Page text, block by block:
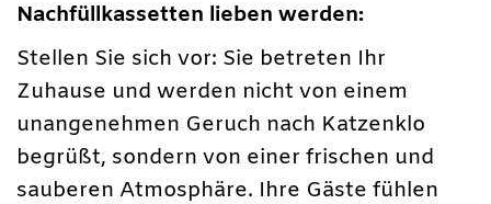
Nachfüllkassetten lieben werden:
Stellen Sie sich vor: Sie betreten Ihr
Zuhause und werden nicht von einem
unangenehmen Geruch nach Katzenklo
begrüßt, sondern von einer frischen und
sauberen Atmosphäre. Ihre Gäste fühlen